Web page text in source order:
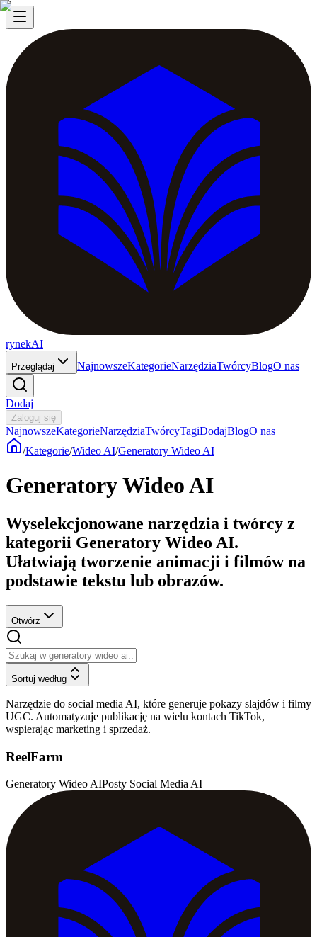
rynekAI
Przeglądaj NajnowszeKategorieNarzędziaTwórcyBlogO nas
Dodaj
Zaloguj się
NajnowszeKategorieNarzędziaTwórcyTagiDodajBlogO nas
/Kategorie/Wideo AI/Generatory Wideo AI
Generatory Wideo AI
Wyselekcjonowane narzędzia i twórcy z
kategorii Generatory Wideo AI.
Ułatwiają tworzenie animacji i filmów na
podstawie tekstu lub obrazów.
Otwórz
Sortuj według
Narzędzie do social media AI, które generuje pokazy slajdów i filmy
UGC. Automatyzuje publikację na wielu kontach TikTok,
wspierając marketing i sprzedaż.
ReelFarm
Generatory Wideo AIPosty Social Media AI